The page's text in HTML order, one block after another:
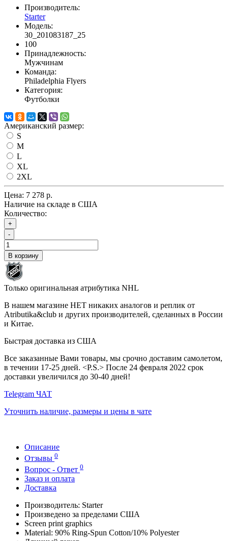
Производитель:
Starter
Модель:
30_201083187_25
100
Принадлежность:
Мужчинам
Команда:
Philadelphia Flyers
Категория:
Футболки
Американский размер:
S
M
L
XL
2XL
Цена: 7 278 р.
Наличие на складе в США
Количество:
+
-
В корзину
Только оригинальная атрибутика NHL
В нашем магазине НЕТ никаких аналогов и реплик от
Atributika&club и других производителей, сделанных в России
и Китае.
Быстрая доставка из США
Все заказанные Вами товары, мы срочно доставим самолетом,
в течении 17-25 дней. <P.S.> После 24 февраля 2022 срок
доставки увеличился до 30-40 дней!
Telegram ЧАТ
Уточнить наличие, размеры и цены в чате
Описание
Отзывы 0
Вопрос - Ответ 0
Заказ и оплата
Доставка
Производитель: Starter
Произведено за пределами США
Screen print graphics
Material: 90% Ring-Spun Cotton/10% Polyester